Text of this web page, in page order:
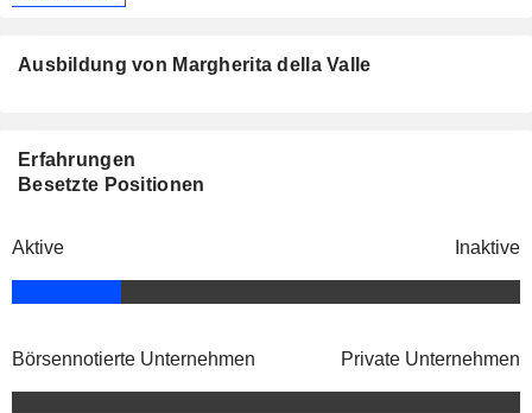
Ausbildung von Margherita della Valle
Erfahrungen
Besetzte Positionen
Aktive Inaktive
Börsennotierte Unternehmen Private Unternehmen